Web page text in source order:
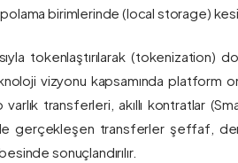
birimlerinde (local storage)
tokenlaştırılarak (tokenization)
vizyonu kapsamında platform
transferleri, akıllı kontratlar
gerçekleşen transferler şeffaf,
sonuçlandırılır.